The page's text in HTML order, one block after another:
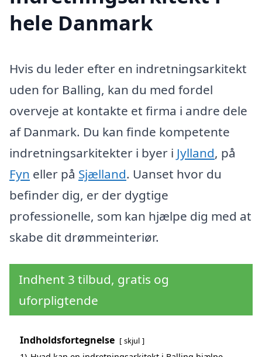
hele Danmark
Hvis du leder efter en indretningsarkitekt
uden for Balling, kan du med fordel
overveje at kontakte et firma i andre dele
af Danmark. Du kan finde kompetente
indretningsarkitekter i byer i Jylland, på
Fyn eller på Sjælland. Uanset hvor du
befinder dig, er der dygtige
professionelle, som kan hjælpe dig med at
skabe dit drømmeinteriør.
Indhent 3 tilbud, gratis og
uforpligtende
Indholdsfortegnelse skjul